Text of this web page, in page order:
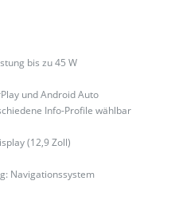
bis zu 45 W
und Android Auto
Info-Profile wählbar
(12,9 Zoll)
Navigationssystem